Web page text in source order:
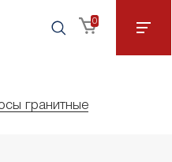
0
гранитные